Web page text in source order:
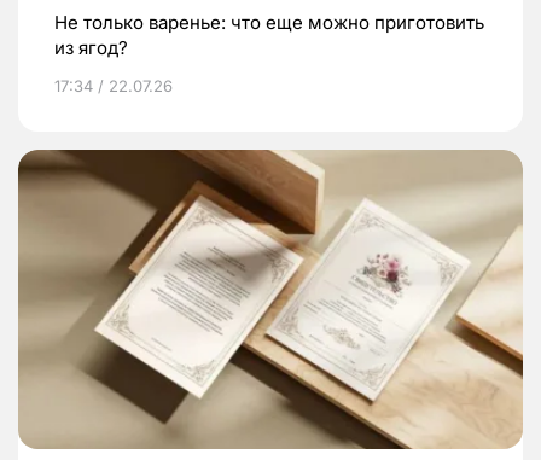
Не только варенье: что еще можно приготовить
из ягод?
17:34 / 22.07.26